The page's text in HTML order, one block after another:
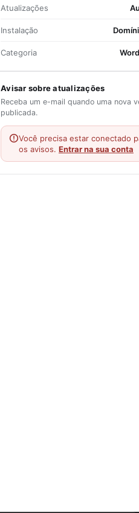
Atualizações
Instalação
Categoria
Avisar sobre atualizações
Receba um e-mail quando uma nova
publicada.
Você precisa estar conectado
os avisos. Entrar na sua conta